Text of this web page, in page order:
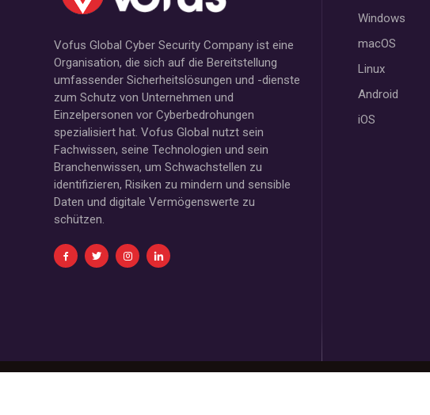
Vofus Global Cyber Security Company ist eine
Organisation, die sich auf die Bereitstellung
umfassender Sicherheitslösungen und -dienste
zum Schutz von Unternehmen und
Einzelpersonen vor Cyberbedrohungen
spezialisiert hat. Vofus Global nutzt sein
Fachwissen, seine Technologien und sein
Branchenwissen, um Schwachstellen zu
identifizieren, Risiken zu mindern und sensible
Daten und digitale Vermögenswerte zu
schützen.
Windows
macOS
Linux
Android
iOS